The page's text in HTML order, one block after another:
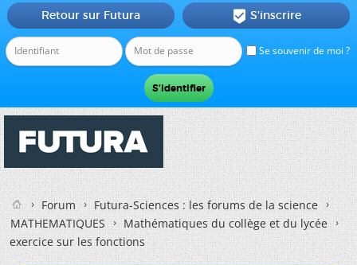
Se souvenir de moi ?
Retour sur Futura  S'inscrire
Forum
Futura-Sciences : les forums de la science
MATHEMATIQUES
Mathématiques du collège et du lycée
exercice sur les fonctions